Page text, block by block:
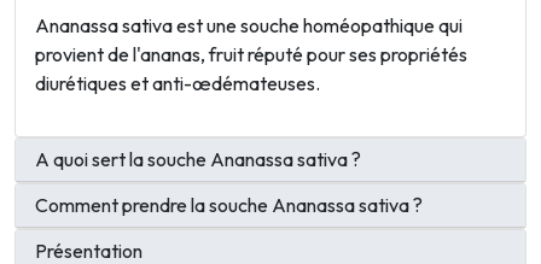
Ananassa sativa est une souche homéopathique qui
provient de l'ananas, fruit réputé pour ses propriétés
diurétiques etanti-œdémateuses.
A quoi sert la souche Ananassa sativa ?
Comment prendre la souche Ananassa sativa ?
Présentation